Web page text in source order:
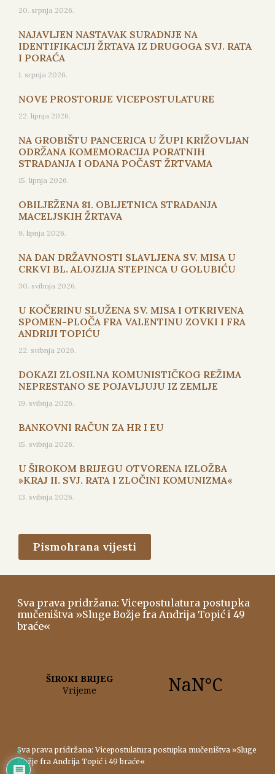
20. srpnja 2026.
NAJAVLJEN NASTAVAK SURADNJE NA
IDENTIFIKACIJI ŽRTAVA IZ DRUGOGA SVJ. RATA
I PORAĆA
1. srpnja 2026.
NOVE PROSTORIJE VICEPOSTULATURE
22. lipnja 2026.
NA GROBIŠTU PANCERICA U ŽUPI KRIŽOVLJAN
ODRŽANA KOMEMORACIJA PORATNIH
STRADANJA I ODANA POČAST ŽRTVAMA
15. lipnja 2026.
OBILJEŽENA 81. OBLJETNICA STRADANJA
MACELJSKIH ŽRTAVA
9. lipnja 2026.
NA DAN DRŽAVNOSTI SLAVLJENA SV. MISA U
CRKVI BL. ALOJZIJA STEPINCA U GOLUBIĆU
30. svibnja 2026.
U KOČERINU SLUŽENA SV. MISA I OTKRIVENA
SPOMEN-PLOČA FRA VALENTINU ZOVKI I FRA
ANDRIJI TOPIĆU
22. svibnja 2026.
DOKAZI ZLOSILNA KOMUNISTIČKOG REŽIMA
NEPRESTANO SE POJAVLJUJU IZ ZEMLJE
19. svibnja 2026.
BANKOVNI RAČUN ZA HR I EU
15. svibnja 2026.
U ŠIROKOM BRIJEGU OTVORENA IZLOŽBA
»KRAJ II. SVJ. RATA I ZLOČINI KOMUNIZMA«
13. svibnja 2026.
Pismohrana vijesti
Sva prava pridržana: Vicepostulatura postupka
mučeništva »Sluge Božje fra Andrija Topić i 49
braće«
Sva prava pridržana: Vicepostulatura postupka mučeništva »Sluge
Božje fra Andrija Topić i 49 braće«
1